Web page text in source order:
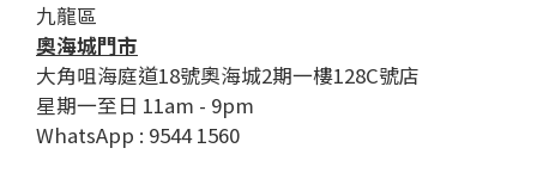
九龍區
奧海城門市
大角咀海庭道18號奧海城2期一樓128C號店
星期一至日 11am - 9pm
WhatsApp : 9544 1560